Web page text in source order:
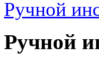
Ручной
Ручной